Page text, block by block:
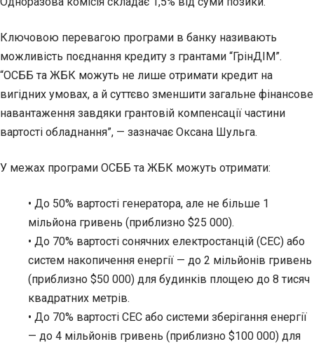
Ключовою перевагою програми в банку називають
можливість поєднання кредиту з грантами “ГрінДІМ”.
“ОСББ та ЖБК можуть не лише отримати кредит на
вигідних умовах, а й суттєво зменшити загальне фінансове
навантаження завдяки грантовій компенсації частини
вартості обладнання”, — зазначає Оксана Шульга.
У межах програми ОСББ та ЖБК можуть отримати:
• До 50% вартості генератора, але не більше 1
мільйона гривень (приблизно $25 000).
• До 70% вартості сонячних електростанцій (СЕС) або
систем накопичення енергії — до 2 мільйонів гривень
(приблизно $50 000) для будинків площею до 8 тисяч
квадратних метрів.
• До 70% вартості СЕС або системи зберігання енергії
— до 4 мільйонів гривень (приблизно $100 000) для